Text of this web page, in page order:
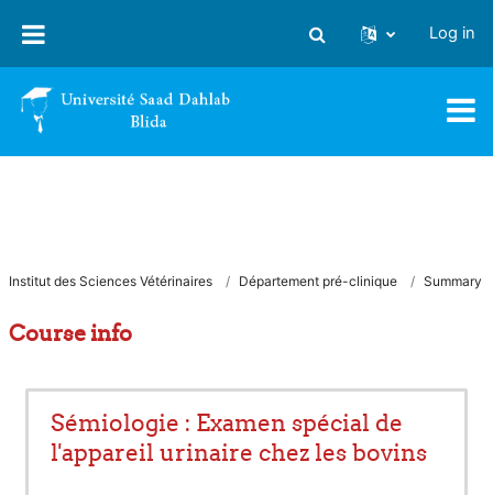
Toggle search input
Log in
Institut des Sciences Vétérinaires Département pré-clinique Summary
Course info
Sémiologie : Examen spécial de
l'appareil urinaire chez les bovins